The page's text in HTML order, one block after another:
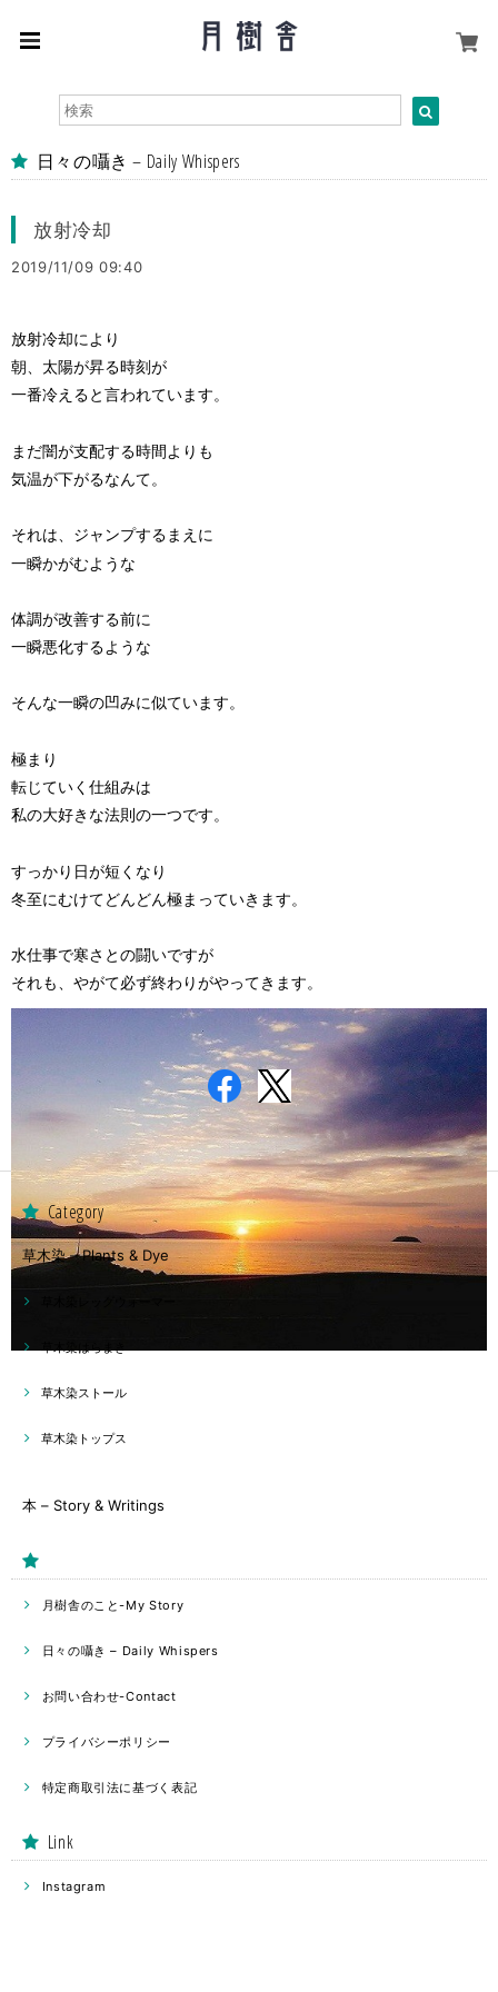
日々の囁き – Daily Whispers
放射冷却
2019/11/09 09:40
放射冷却により
朝、太陽が昇る時刻が
一番冷えると言われています。
まだ闇が支配する時間よりも
気温が下がるなんて。
それは、ジャンプするまえに
一瞬かがむような
体調が改善する前に
一瞬悪化するような
そんな一瞬の凹みに似ています。
極まり
転じていく仕組みは
私の大好きな法則の一つです。
すっかり日が短くなり
冬至にむけてどんどん極まっていきます。
水仕事で寒さとの闘いですが
それも、やがて必ず終わりがやってきます。
Category
草木染 – Plants & Dye
草木染ストール
草木染トップス
本 – Story & Writings
月樹舎のこと-My Story
日々の囁き – Daily Whispers
お問い合わせ-Contact
プライバシーポリシー
特定商取引法に基づく表記
Link
Instagram